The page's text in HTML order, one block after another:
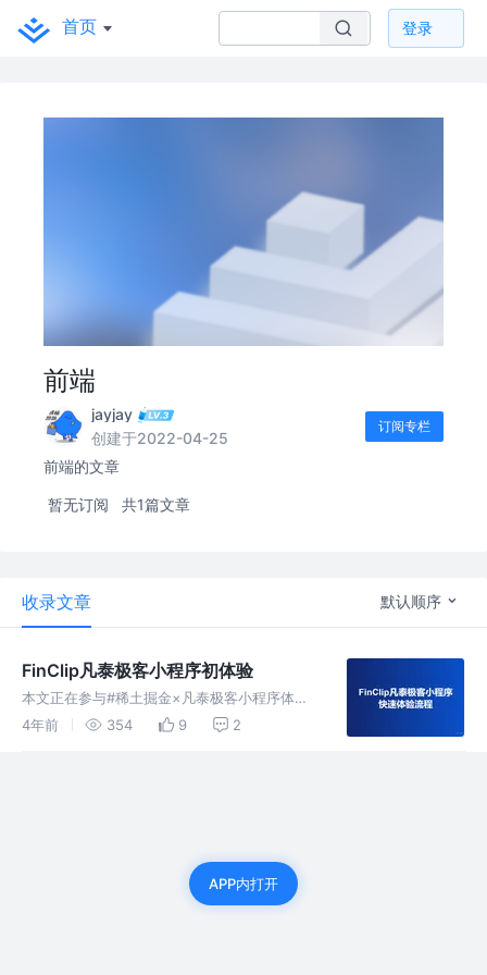
首页 登录
前端
jayjay
创建于2022-04-25
订阅专栏
前端的文章
暂无订阅 共1篇文章
收录文章 默认顺序
FinClip凡泰极客小程序初体验
本文正在参与#稀土掘金×凡泰极客小程序体验
有奖征文活动#，走进FinClip，轻松实现小程序
4年前 354 9 2
APP内打开